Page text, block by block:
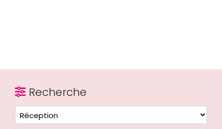
Recherche